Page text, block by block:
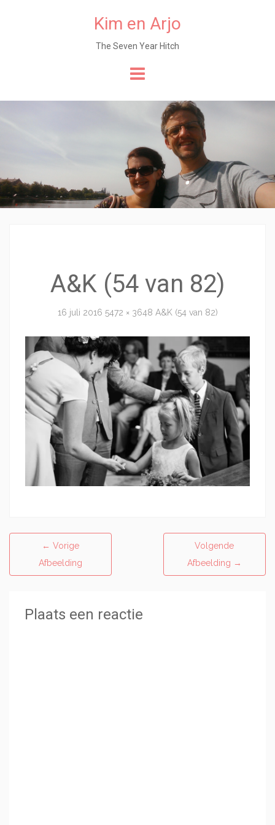
Kim en Arjo
The Seven Year Hitch
A&K (54 van 82)
16 juli 2016 5472 × 3648 A&K (54 van 82)
← Vorige
Afbeelding
Volgende
Afbeelding →
Plaats een reactie